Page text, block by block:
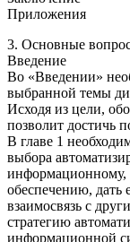
Приложения
3. Основные
Введение
Во «Введении»
выбранной темы
Исходя из цели,
позволит достичь
В главе 1
выбора
информационному,
обеспечению, дать
взаимосвязь с
стратегию
информационной